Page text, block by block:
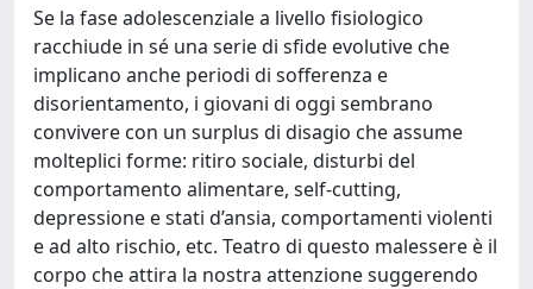
Se la fase adolescenziale a livello fisiologico
racchiude in sé una serie di sfide evolutive che
implicano anche periodi di sofferenza e
disorientamento, i giovani di oggi sembrano
convivere con un surplus di disagio che assume
molteplici forme: ritiro sociale, disturbi del
comportamento alimentare, self-cutting,
depressione e stati d’ansia, comportamenti violenti
e ad alto rischio, etc. Teatro di questo malessere è il
corpo che attira la nostra attenzione suggerendo